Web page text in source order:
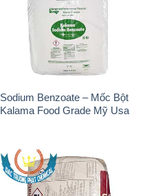
Sodium Benzoate – Mốc Bột
Kalama Food Grade Mỹ Usa